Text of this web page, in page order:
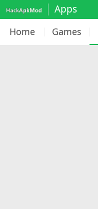
Apps
Home Games